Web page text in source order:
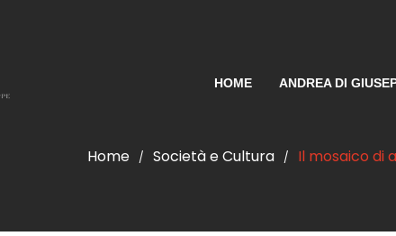
HOME ANDREA DI
Home / Società e Cultura / Il mosaico di